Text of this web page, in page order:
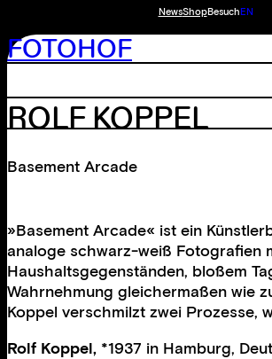
NewsShopBesuchEN
FOTOHOF
ROLF KOPPEL
Basement Arcade
»Basement Arcade« ist ein
analoge schwarz-weiß Fotografien
Haushaltsgegenständen, bloßem
Wahrnehmung gleichermaßen wie
Koppel verschmilzt zwei Prozesse,
Rolf Koppel, *1937 in Hamburg,